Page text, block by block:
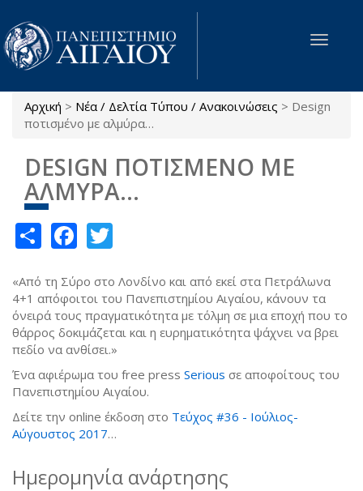
Παράκαμψη προς το κυρίως περιεχόμενο
Toggle
Είστε εδώ
Αρχική > Νέα / Δελτία Τύπου / Ανακοινώσεις > Design
ποτισμένο με αλμύρα…
DESIGN ΠΟΤΙΣΜΕΝΟ ΜΕ
ΑΛΜΥΡΑ…
ShareFacebook
«Από τη Σύρο στο Λονδίνο και από εκεί στα Πετράλωνα
4+1 απόφοιτοι του Πανεπιστημίου Αιγαίου, κάνουν τα
όνειρά τους πραγματικότητα με τόλμη σε μια εποχή που το
θάρρος δοκιμάζεται και η ευρηματικότητα ψάχνει να βρει
πεδίο να ανθίσει.»
Ένα αφιέρωμα του free press Serious σε αποφοίτους του
Πανεπιστημίου Αιγαίου.
Δείτε την online έκδοση στο Τεύχος #36 - Ιούλιος-
Αύγουστος 2017…
Ημερομηνία ανάρτησης